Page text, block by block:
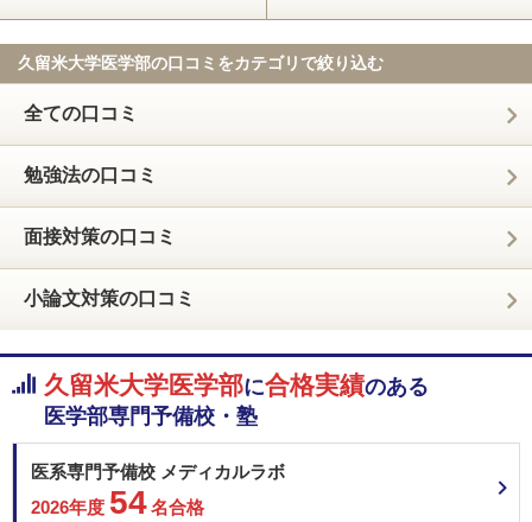
久留米大学医学部の口コミをカテゴリで絞り込む
全ての口コミ
勉強法の口コミ
面接対策の口コミ
小論文対策の口コミ
久留米大学医学部に合格実績のある
医学部専門予備校・塾
医系専門予備校 メディカルラボ
2026年度 54名合格